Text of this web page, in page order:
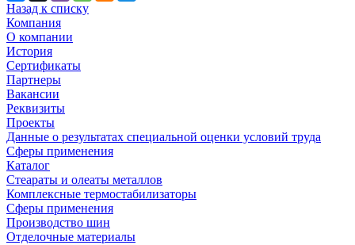
Назад к списку
Компания
О компании
История
Сертификаты
Партнеры
Вакансии
Реквизиты
Проекты
Данные о результатах специальной оценки условий труда
Сферы применения
Каталог
Стеараты и олеаты металлов
Комплексные термостабилизаторы
Сферы применения
Производство шин
Отделочные материалы